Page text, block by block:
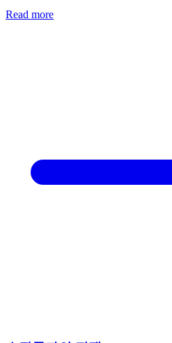
Read more